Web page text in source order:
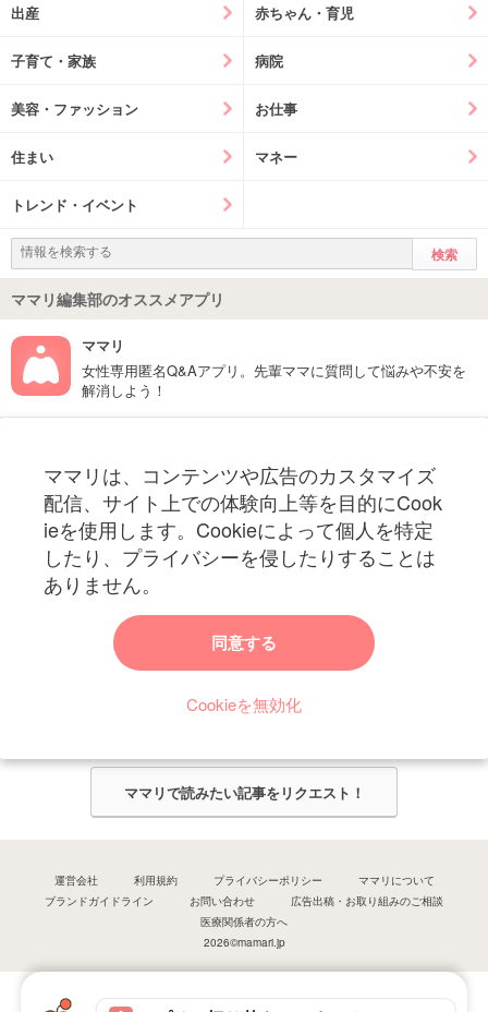
出産 赤ちゃん・育児
子育て・家族 病院
美容・ファッション お仕事
住まい マネー
トレンド・イベント
ママリ編集部のオススメアプリ
ママリ
女性専用匿名Q&Aアプリ。先輩ママに質問して悩みや不安を
解消しよう！
ママリは、コンテンツや広告のカスタマイズ
配信、サイト上での体験向上等を目的にCook
ieを使用します。Cookieによって個人を特定
したり、プライバシーを侵したりすることは
ありません。
同意する
Cookieを無効化
妊娠〜子育て中のお役立ち情報を配信中
ママリからのお知らせ
今ママリで読みたい記事は何ですか？
ママリ編集部がみなさんのご意見をもとに記事を作成させていただきま
ママリで読みたい記事をリクエスト！
運営会社 利用規約 プライバシーポリシー
ママリについて
ブランドガイドライン
お問い合わせ
広告出稿・お取り組みのご相談
医療関係者の方へ
2026©mamari.jp